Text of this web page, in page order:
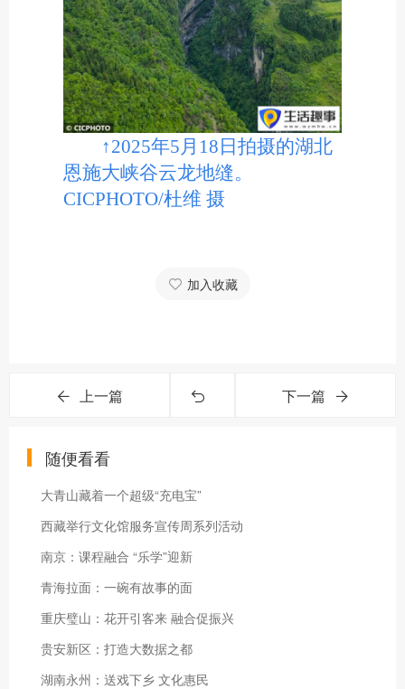
↑2025年5月18日拍摄的湖北
恩施大峡谷云龙地缝。
CICPHOTO/杜维 摄
加入收藏
上一篇 下一篇
随便看看
大青山藏着一个超级“充电宝”
西藏举行文化馆服务宣传周系列活动
南京：课程融合 “乐学”迎新
青海拉面：一碗有故事的面
重庆璧山：花开引客来 融合促振兴
贵安新区：打造大数据之都
湖南永州：送戏下乡 文化惠民